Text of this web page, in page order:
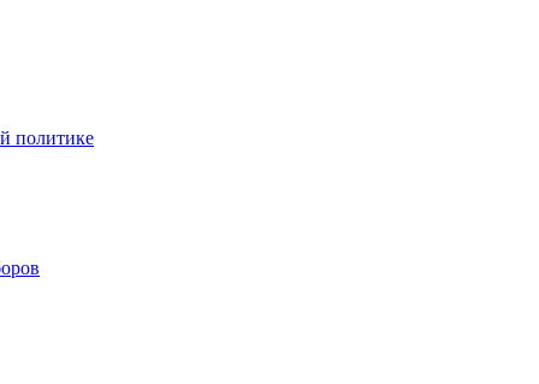
политике